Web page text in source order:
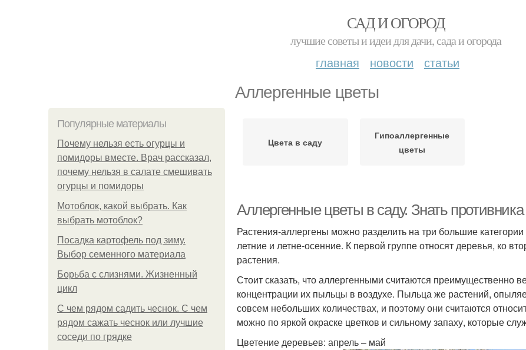
САД И ОГОРОД
лучшие советы и идеи для дачи, сада и огорода
главная новости статьи
Аллергенные цветы
Популярные материалы
Почему нельзя есть огурцы и
помидоры вместе. Врач рассказал,
почему нельзя в салате смешивать
огурцы и помидоры
Мотоблок, какой выбрать. Как
выбрать мотоблок?
Посадка картофель под зиму.
Выбор семенного материала
Борьба с слизнями. Жизненный
цикл
С чем рядом садить чеснок. С чем
рядом сажать чеснок или лучшие
соседи по грядке
Цвета в саду
Гипоаллергенные
цветы
Аллергенные цветы в саду. Знать
Растения-аллергены можно разделить на три большие
летние и летне-осенние. К первой группе относят деревья, ко
растения.
Стоит сказать, что аллергенными считаются преимущественно
концентрации их пыльцы в воздухе. Пыльца же растений,
совсем небольших количествах, и поэтому они считаются
можно по яркой окраске цветков и сильному запаху, которые
Цветение деревьев: апрель – май